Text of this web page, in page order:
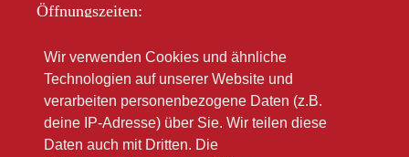
Öffnungszeiten:
Sa 10.00 – 12.00
Im Sommer oft länger
Bitte beachten Sie unsere Winteröffnungsszeiten
Wir verwenden Cookies und ähnliche
Technologien auf unserer Website und
verarbeiten personenbezogene Daten (z.B.
deine IP-Adresse) über Sie. Wir teilen diese
Daten auch mit Dritten. Die